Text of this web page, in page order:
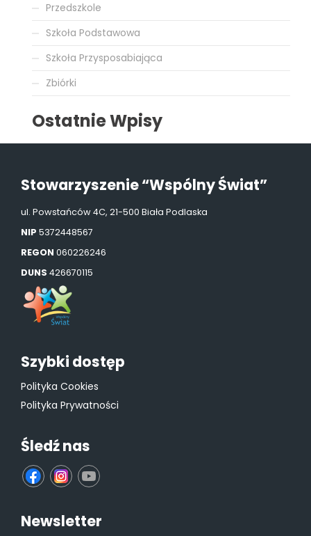
Przedszkole
Szkoła Podstawowa
Szkoła Przysposabiająca
Zbiórki
Ostatnie Wpisy
Stowarzyszenie “Wspólny Świat”
ul. Powstańców 4C, 21-500 Biała Podlaska
NIP 5372448567
REGON 060226246
DUNS 426670115
Szybki dostęp
Polityka Cookies
Polityka Prywatności
Śledź nas
fb ins yt
Newsletter